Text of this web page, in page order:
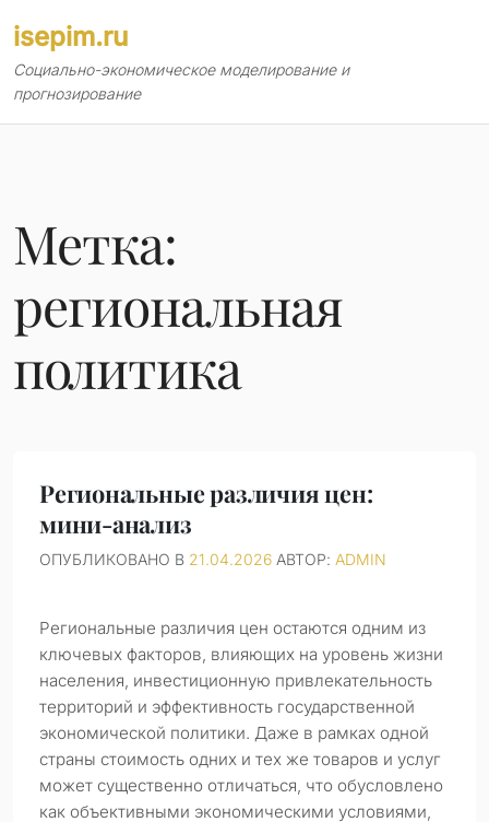
содержимому
isepim.ru
Социально-экономическое моделирование и
прогнозирование
Метка:
региональная
политика
Региональные различия цен:
мини-анализ
ОПУБЛИКОВАНО В 21.04.2026 АВТОР: ADMIN
Региональные различия цен остаются одним из
ключевых факторов, влияющих на уровень жизни
населения, инвестиционную привлекательность
территорий и эффективность государственной
экономической политики. Даже в рамках одной
страны стоимость одних и тех же товаров и услуг
может существенно отличаться, что обусловлено
как объективными экономическими условиями,